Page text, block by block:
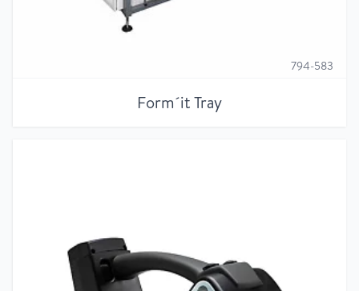
794-583
Form´it Tray